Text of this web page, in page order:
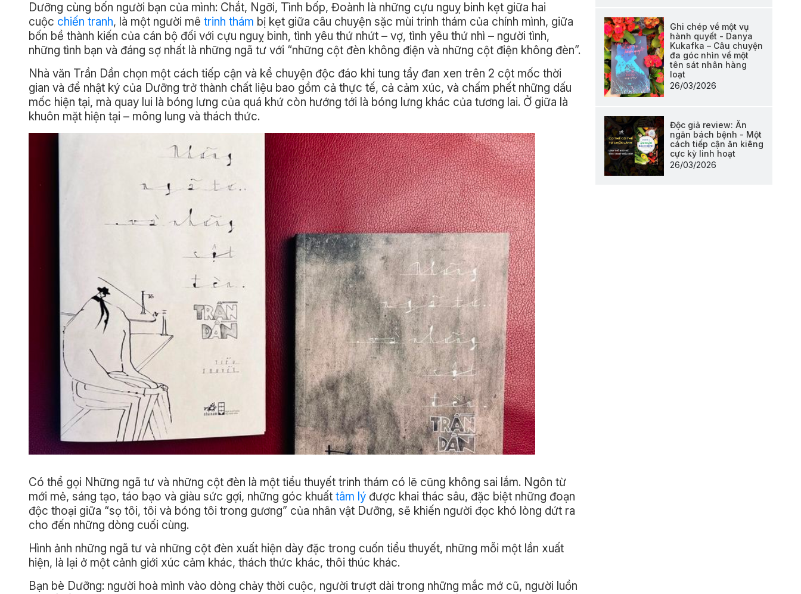
Dưỡng cùng bốn người bạn của mình: Chắt, Ngỡi, Tình bốp, Đoành là những cựu nguỵ binh kẹt giữa hai
cuộc chiến tranh, là một người mê trinh thám bị kẹt giữa câu chuyện sặc mùi trinh thám của chính mình, giữa
bốn bề thành kiến của cán bộ đối với cựu nguỵ binh, tình yêu thứ nhứt – vợ, tình yêu thứ nhì – người tình,
những tình bạn và đáng sợ nhất là những ngã tư với “những cột đèn không điện và những cột điện không đèn”.
Nhà văn Trần Dần chọn một cách tiếp cận và kể chuyện độc đáo khi tung tẩy đan xen trên 2 cột mốc thời
gian và để nhật ký của Dưỡng trở thành chất liệu bao gồm cả thực tế, cả cảm xúc, và chấm phết những dấu
mốc hiện tại, mà quay lui là bóng lưng của quá khứ còn hướng tới là bóng lưng khác của tương lai. Ở giữa là
khuôn mặt hiện tại – mông lung và thách thức.
Có thể gọi Những ngã tư và những cột đèn là một tiểu thuyết trinh thám có lẽ cũng không sai lắm. Ngôn từ
mới mẻ, sáng tạo, táo bạo và giàu sức gợi, những góc khuất tâm lý được khai thác sâu, đặc biệt những đoạn
độc thoại giữa “sọ tôi, tôi và bóng tôi trong gương” của nhân vật Dưỡng, sẽ khiến người đọc khó lòng dứt ra
cho đến những dòng cuối cùng.
Hình ảnh những ngã tư và những cột đèn xuất hiện dày đặc trong cuốn tiểu thuyết, những mỗi một lần xuất
hiện, là lại ở một cảnh giới xúc cảm khác, thách thức khác, thôi thúc khác.
Bạn bè Dưỡng: người hoà mình vào dòng chảy thời cuộc, người trượt dài trong những mắc mớ cũ, người luồn
Ghi chép về một vụ
hành quyết - Danya
Kukafka – Câu chuyện
đa góc nhìn về một
tên sát nhân hàng
loạt
26/03/2026
Độc giả review: Ăn
ngăn bách bệnh - Một
cách tiếp cận ăn kiêng
cực kỳ linh hoạt
26/03/2026